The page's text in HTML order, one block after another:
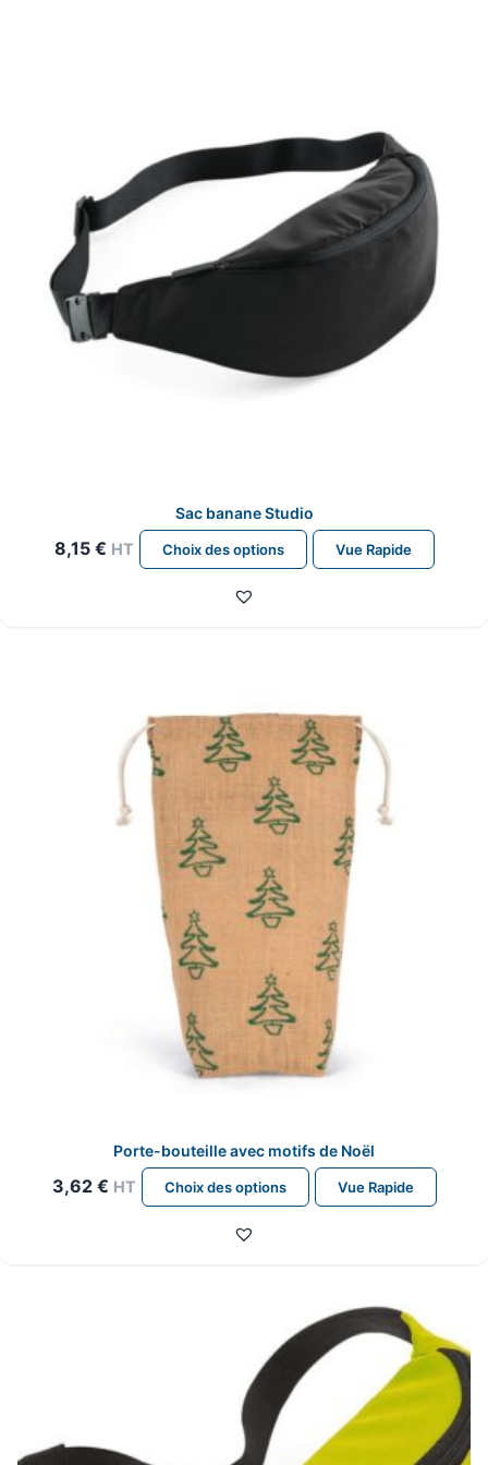
Sac banane Studio
8,15 € HT Choix des options
Ce
produit
peuvent
être
choisies
page
produit
Vue Rapide
Porte-bouteille avec motifs de Noël
3,62 € HT Choix des options
Ce
produit
Les
options
peuvent
choisies
sur
Vue Rapide